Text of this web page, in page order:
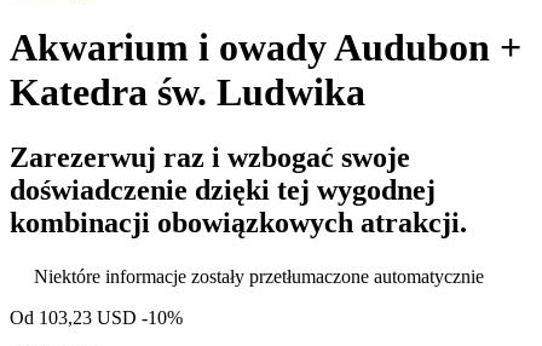
Akwarium i owady Audubon +
Katedra św. Ludwika
Zarezerwuj raz i wzbogać swoje
doświadczenie dzięki tej wygodnej
kombinacji obowiązkowych atrakcji.
Niektóre informacje zostały przetłumaczone automatycznie
Od 103,23 USD -10%